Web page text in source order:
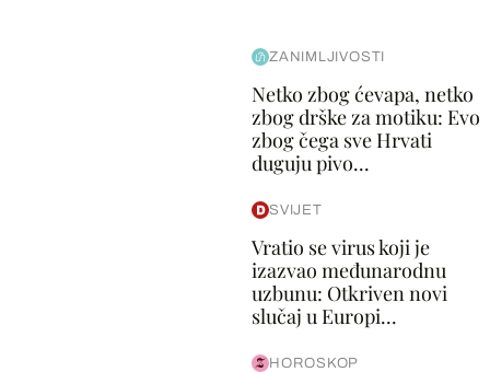
ZANIMLJIVOSTI
Netko zbog ćevapa, netko
zbog drške za motiku: Evo
zbog čega sve Hrvati
duguju pivo...
SVIJET
Vratio se virus koji je
izazvao međunarodnu
uzbunu: Otkriven novi
slučaj u Europi...
HOROSKOP